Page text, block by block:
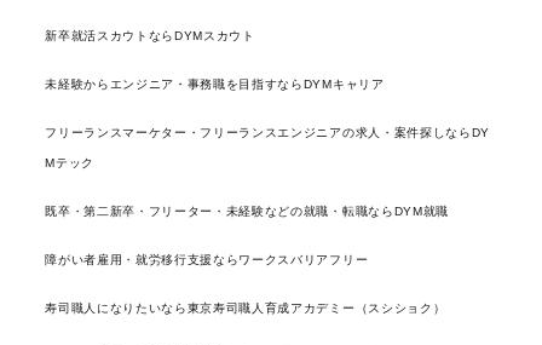
新卒就活スカウトならDYMスカウト
未経験からエンジニア・事務職を目指すならDYMキャリア
フリーランスマーケター・フリーランスエンジニアの求人・案件探しならDY
Mテック
既卒・第二新卒・フリーター・未経験などの就職・転職ならDYM就職
障がい者雇用・就労移行支援ならワークスバリアフリー
寿司職人になりたいなら東京寿司職人育成アカデミー（スシショク）